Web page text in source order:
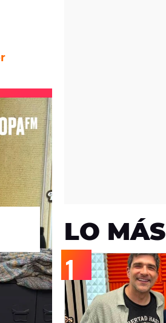
LO MÁS